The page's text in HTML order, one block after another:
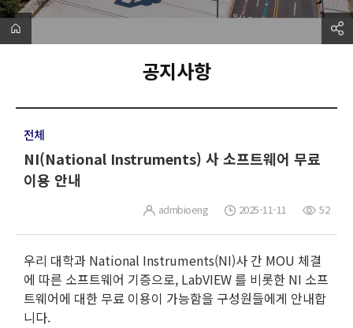
공지사항
전체
NI(National Instruments) 사 소프트웨어 무료
이용 안내
admbioeng 2025-11-11 52
우리 대학과 National Instruments(NI)사 간 MOU 체결
에 따른 소프트웨어 기증으로, LabVIEW 를 비롯한 NI 소프
트웨어에 대한 무료 이용이 가능함을 구성원들에게 안내합
니다.